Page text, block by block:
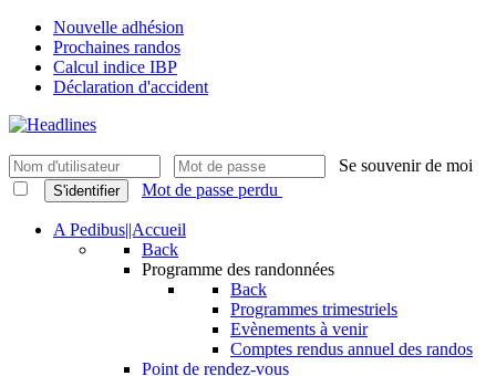
Nouvelle adhésion
Prochaines randos
Calcul indice IBP
Déclaration d'accident
Se souvenir de moi
S'identifier Mot de passe perdu
A Pedibus||Accueil
Back
Programme des randonnées
Back
Programmes trimestriels
Evènements à venir
Comptes rendus annuel des randos
Point de rendez-vous